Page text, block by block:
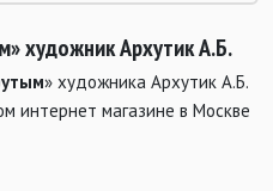
художник Архутик А.Б.
» художника Архутик А.Б.
интернет магазине в Москве